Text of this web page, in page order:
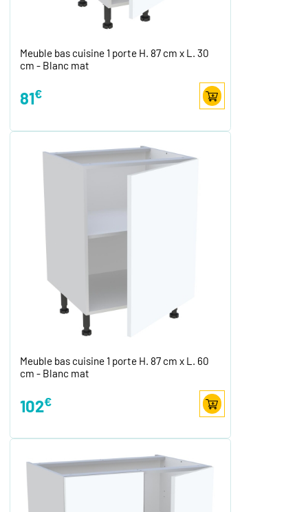
Meuble bas cuisine 1 porte H. 87 cm x L. 30
cm - Blanc mat
81€
Meuble bas cuisine 1 porte H. 87 cm x L. 60
cm - Blanc mat
102€